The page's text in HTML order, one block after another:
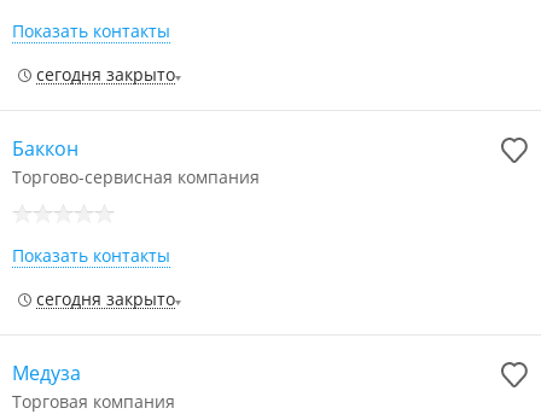
Показать контакты
сегодня закрыто
Баккон
Торгово-сервисная компания
Показать контакты
сегодня закрыто
Медуза
Торговая компания